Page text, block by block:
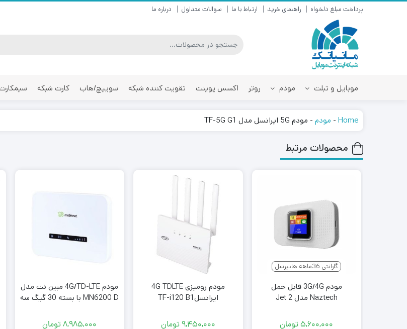
پرداخت مبلغ دلخواه راهنمای خرید ارتباط با ما سوالات متداول درباره ما
موبایل و تبلت مودم روتر اکسس پوینت تقویت کننده شبکه سوییچ/هاب کارت شبکه سیمکارت
Home
- مودم - مودم 5G ایرانسل مدل TF-5G G1
محصولات مرتبط
گارانتی 36ماهه هایپرسل
مودم 3G/4G قابل حمل
Naztech مدل Jet 2
۵,۶۰۰,۰۰۰تومان
مودم رومیزی 4G TDLTE
ایرانسلTF-i120 B1
۹,۴۵۰,۰۰۰تومان
مودم 4G/TD-LTE مبین نت مدل
MN6200 D با بسته 30 گیگ سه
۸,۹۸۵,۰۰۰تومان